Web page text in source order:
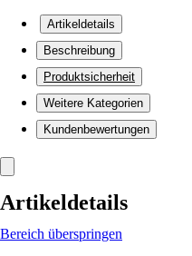
Artikeldetails
Beschreibung
Produktsicherheit
Weitere Kategorien
Kundenbewertungen
Artikeldetails
Bereich überspringen